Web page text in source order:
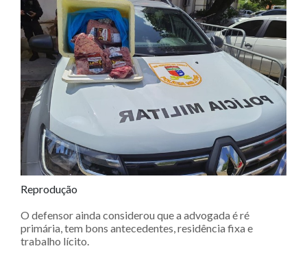
Reprodução
O defensor ainda considerou que a advogada é ré
primária, tem bons antecedentes, residência fixa e
trabalho lícito.